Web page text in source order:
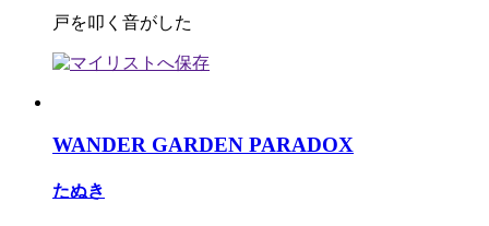
戸を叩く音がした
WANDER GARDEN PARADOX
たぬき